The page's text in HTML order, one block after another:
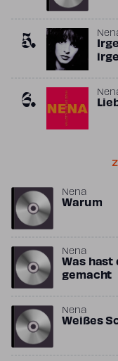
5.
6.
Nena
Warum
Nena
Was hast
gemacht
Nena
Weißes